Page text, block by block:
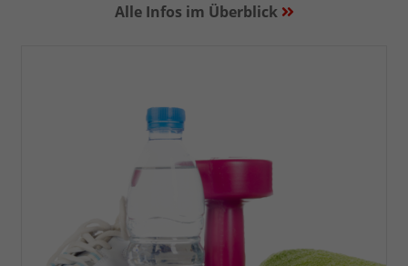
Alle Infos im Überblick